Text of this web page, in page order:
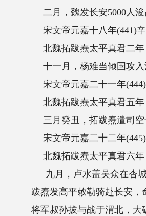
发长安5000人浚昆明池(今长安
嘉十八年(441)辛巳
焘太平真君二年
杨难当倾国攻入汉中，谋据蜀土
嘉二十一年(444)甲申
焘太平真君五年
，拓跋焘遣司空长孙道生镇统万
嘉二十二年(445)乙西
焘太平真君六年
水盖吴众在杏城(今黄龙县境)起
平敕勒骑赴长安，命将军叔孙拔
拔与战于渭北，大破之。